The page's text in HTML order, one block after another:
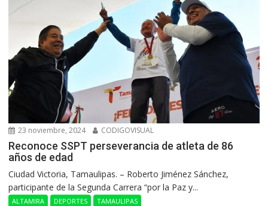
23 noviembre, 2024 CODIGOVISUAL
Reconoce SSPT perseverancia de atleta de 86
años de edad
Ciudad Victoria, Tamaulipas. – Roberto Jiménez Sánchez,
participante de la Segunda Carrera “por la Paz y...
ALTAMIRA DEPORTES TAMAULIPAS